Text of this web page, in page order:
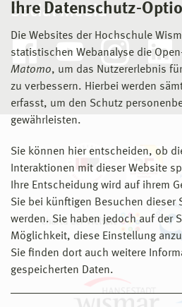
Ihre Datenschutz-
Die Websites der Hochschule
statistischen Webanalyse die
Matomo, um das Nutzererlebnis
zu verbessern. Hierbei werden
erfasst, um den Schutz
gewährleisten.
Sie können hier entscheiden, ob
Interaktionen mit dieser Website
Ihre Entscheidung wird auf ihrem
Sie bei künftigen Besuchen dieser
werden. Sie haben jedoch auf der
Möglichkeit, diese Einstellung
Sie finden dort auch weitere
gespeicherten Daten.
Social Media